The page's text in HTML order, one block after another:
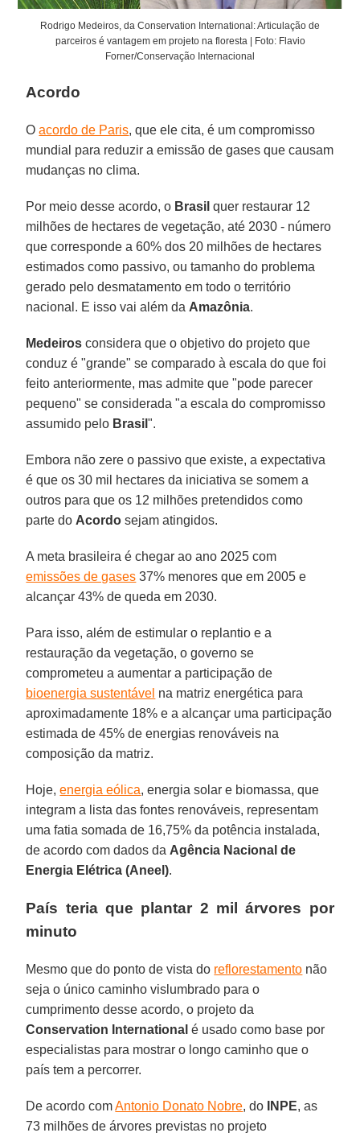
Rodrigo Medeiros, da Conservation International: Articulação de
parceiros é vantagem em projeto na floresta | Foto: Flavio
Forner/Conservação Internacional
Acordo
Oacordo de Paris, que ele cita, é um compromisso
mundial para reduzir a emissão de gases que causam
mudanças no clima.
Por meio desse acordo, o Brasil quer restaurar 12
milhões de hectares de vegetação, até 2030 - número
que corresponde a 60% dos 20 milhões de hectares
estimados como passivo, ou tamanho do problema
gerado pelo desmatamento em todo o território
nacional. E isso vai além da Amazônia.
Medeiros considera que o objetivo do projeto que
conduz é "grande" se comparado à escala do que foi
feito anteriormente, mas admite que "pode parecer
pequeno" se considerada "a escala do compromisso
assumido pelo Brasil".
Embora não zere o passivo que existe, a expectativa
é que os 30 mil hectares da iniciativa se somem a
outros para que os 12 milhões pretendidos como
parte do Acordo sejam atingidos.
A meta brasileira é chegar ao ano 2025 com
emissões de gases 37% menores que em 2005 e
alcançar 43% de queda em 2030.
Para isso, além de estimular o replantio e a
restauração da vegetação, o governo se
comprometeu a aumentar a participação de
bioenergia sustentável na matriz energética para
aproximadamente 18% e a alcançar uma participação
estimada de 45% de energias renováveis na
composição da matriz.
Hoje,energia eólica, energia solar e biomassa, que
integram a lista das fontes renováveis, representam
uma fatia somada de 16,75% da potência instalada,
de acordo com dados da Agência Nacional de
Energia Elétrica (Aneel).
País teria que plantar 2 mil árvores por
minuto
Mesmo que do ponto de vista do reflorestamento não
seja o único caminho vislumbrado para o
cumprimento desse acordo, o projeto da
Conservation International é usado como base por
especialistas para mostrar o longo caminho que o
país tem a percorrer.
De acordo comAntonio Donato Nobre, do INPE, as
73 milhões de árvores previstas no projeto